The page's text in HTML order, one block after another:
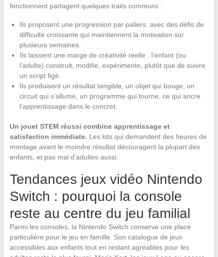
fonctionnent partagent quelques traits communs :
Ils proposent une progression par paliers, avec des défis de
difficulté croissante qui maintiennent la motivation sur
plusieurs semaines.
Ils laissent une marge de créativité réelle : l’enfant (ou
l’adulte) construit, modifie, expérimente, plutôt que de suivre
un script figé.
Ils produisent un résultat tangible, un objet qui bouge, un
circuit qui s’allume, un programme qui tourne, ce qui ancre
l’apprentissage dans le concret.
Un jouet STEM réussi combine apprentissage et
satisfaction immédiate. Les kits qui demandent des heures de
montage avant le moindre résultat découragent la plupart des
enfants, et pas mal d’adultes aussi.
Tendances jeux vidéo Nintendo
Switch : pourquoi la console
reste au centre du jeu familial
Parmi les consoles, la Nintendo Switch conserve une place
particulière pour le jeu en famille. Son catalogue de jeux
accessibles aux enfants tout en restant agréables pour les